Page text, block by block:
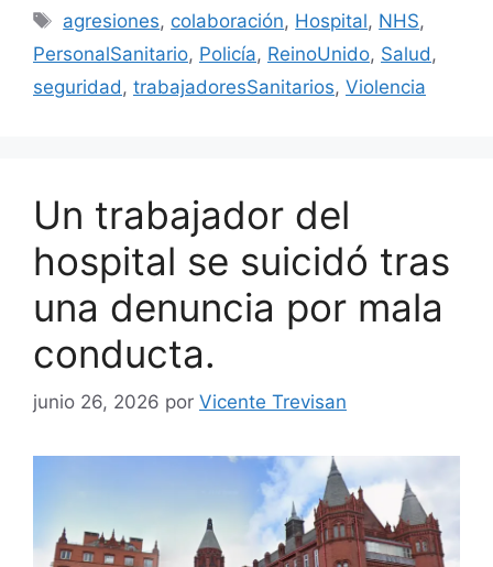
Etiquetas
agresiones, colaboración, Hospital, NHS,
PersonalSanitario, Policía, ReinoUnido, Salud ,
seguridad , trabajadoresSanitarios, Violencia
Un trabajador del
hospital se suicidó tras
una denuncia por mala
conducta.
junio 26, 2026 por Vicente Trevisan